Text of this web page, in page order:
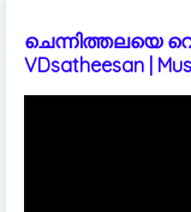
ചെന്നിത്തലയെ
VDsatheesan |